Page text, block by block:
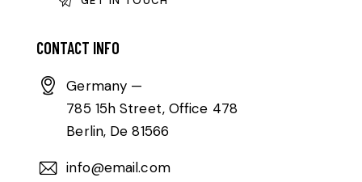
CONTACT INFO
Germany —
785 15h Street, Office 478
Berlin, De 81566
info@email.com